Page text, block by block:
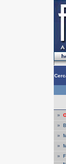
»
»
»
»
»